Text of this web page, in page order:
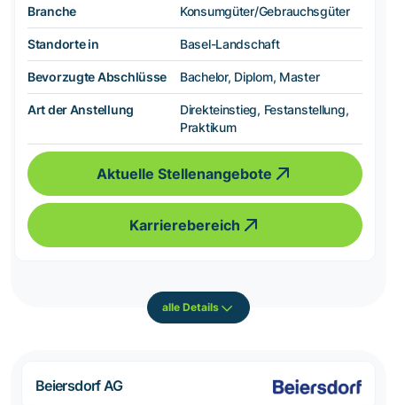
Branche Konsumgüter/Gebrauchsgüter
Standorte in Basel-Landschaft
Bevorzugte Abschlüsse Bachelor, Diplom, Master
Art der Anstellung
Direkteinstieg, Festanstellung,
Praktikum
Aktuelle Stellenangebote
Karrierebereich
alle Details
Beiersdorf AG